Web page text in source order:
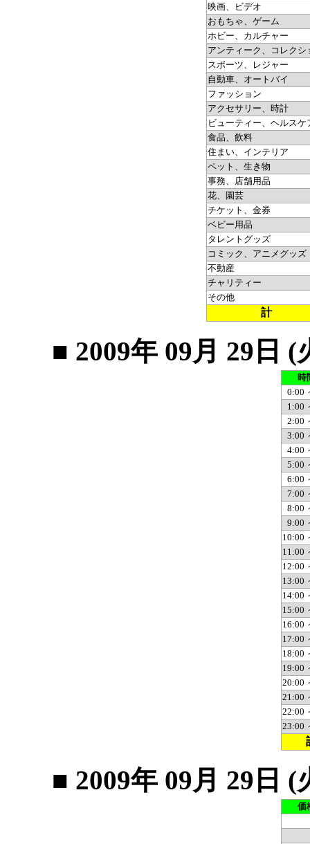
映画、ビデオ
おもちゃ、ゲーム
ホビー、カルチャー
アンティーク、コレクシ
スポーツ、レジャー
自動車、オートバイ
ファッション
アクセサリー、時計
ビューティー、ヘルスケ
食品、飲料
住まい、インテリア
ペット、生き物
事務、店舗用品
花、園芸
チケット、金券
ベビー用品
タレントグッズ
コミック、アニメグッズ
不動産
チャリティー
その他
計
■ 2009年 09月 29日
時
0:00
1:00
2:00
3:00
4:00
5:00
6:00
7:00
8:00
9:00
10:00
11:00
12:00
13:00
14:00
15:00
16:00
17:00
18:00
19:00
20:00
21:00
22:00
23:00
■ 2009年 09月 29日
価